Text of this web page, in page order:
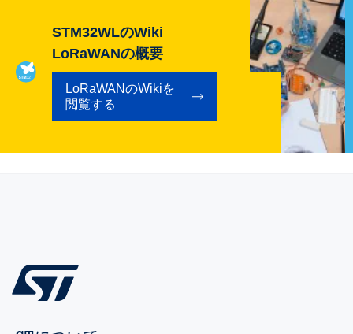
STM32WLのWiki
LoRaWANの概要
LoRaWANのWikiを
閲覧する